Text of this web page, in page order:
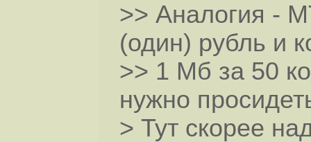
>> Аналогия -
(один) рубль и
>> 1 Мб за 50
нужно
> Тут скорее